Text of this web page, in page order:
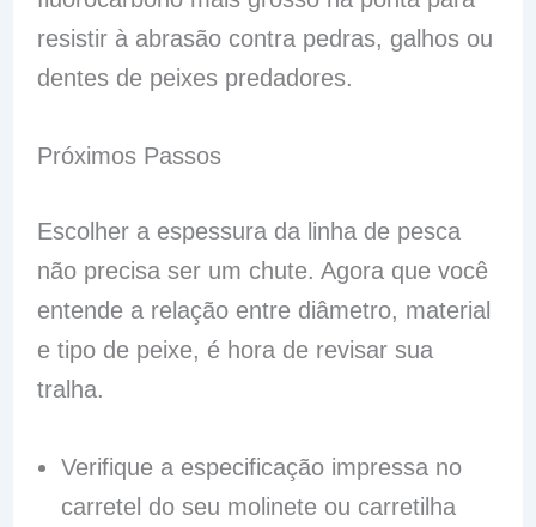
resistir à abrasão contra pedras, galhos ou
dentes de peixes predadores.
Próximos Passos
Escolher a espessura da linha de pesca
não precisa ser um chute. Agora que você
entende a relação entre diâmetro, material
e tipo de peixe, é hora de revisar sua
tralha.
Verifique a especificação impressa no
carretel do seu molinete ou carretilha